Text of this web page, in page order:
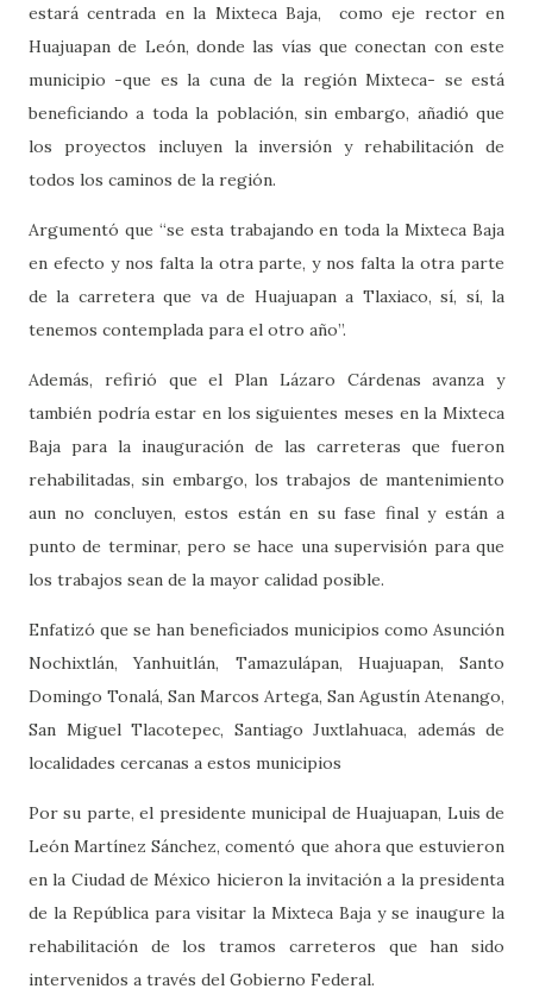
estará centrada en la Mixteca Baja,
como eje rector en
Huajuapan de León, donde las vías que conectan con este
municipio -que es la cuna de la región Mixteca- se está
beneficiando a toda la población, sin embargo, añadió que
los proyectos incluyen la inversión y rehabilitación de
todos los caminos de la región.
Argumentó que “se esta trabajando en toda la Mixteca Baja
en efecto y nos falta la otra parte, y nos falta la otra parte
de la carretera que va de Huajuapan a Tlaxiaco, sí, sí, la
tenemos contemplada para el otro año”.
Además, refirió que el Plan Lázaro Cárdenas avanza y
también podría estar en los siguientes meses en la Mixteca
Baja para la inauguración de las carreteras que fueron
rehabilitadas, sin embargo, los trabajos de mantenimiento
aun no concluyen, estos están en su fase final y están a
punto de terminar, pero se hace una supervisión para que
los trabajos sean de la mayor calidad posible.
Enfatizó que se han beneficiados municipios como Asunción
Nochixtlán, Yanhuitlán, Tamazulápan, Huajuapan, Santo
Domingo Tonalá, San Marcos Artega, San Agustín Atenango,
San Miguel Tlacotepec, Santiago Juxtlahuaca, además de
localidades cercanas a estos municipios
Por su parte, el presidente municipal de Huajuapan, Luis de
León Martínez Sánchez, comentó que ahora que estuvieron
en la Ciudad de México hicieron la invitación a la presidenta
de la República para visitar la Mixteca Baja y se inaugure la
rehabilitación de los tramos carreteros que han sido
intervenidos a través del Gobierno Federal.